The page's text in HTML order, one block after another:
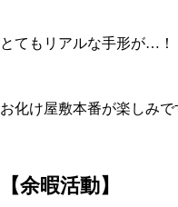
とてもリアルな手形が…！
お化け屋敷本番が楽しみで
【余暇活動】